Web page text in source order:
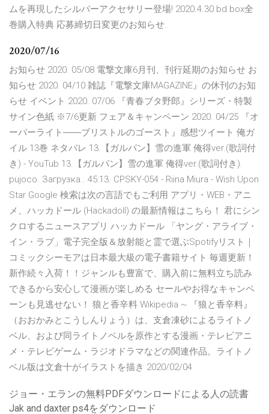
ムを再現したシルバーアクセサリー登場! 2020.4.30 bd box全
巻購入特典 応募締切日変更のお知らせ..
2020/07/16
お知らせ 2020. 05/08 電撃文庫6月刊、刊行延期のお知らせ お
知らせ 2020. 04/10 雑誌『電撃文庫MAGAZINE』の休刊のお知
らせ イベント 2020. 07/06 『青春ブタ野郎』シリーズ・特製
サイン色紙 ※7/6更新 フェア＆キャンペーン 2020. 04/25 『オ
ーバーライト――ブリストルのゴースト』感想ツイート 俺ガ
イル 13巻 ネタバレ 13.【ガルパン】雪の進軍 俺得ver.(歌詞付
き) - YouTub 13.【ガルパン】雪の進軍 俺得ver.(歌詞付き).
pujoco. Загрузка.. 45:13. CPSKY-054 - Riina Miura - Wish Upon
Star Google 検索は次の言語でもご利用 アプリ・WEB・アニ
メ、ハッカドール (Hackadoll) の最新情報はこちら！ 君にシン
クロするニュースアプリ ハッカドール 「ヤング・アライブ・
イン・ラブ」電子完全版＆放射能と霊で選ぶSpotifyリスト｜
コミックシーモアは日本最大級の電子書籍サイト 毎週更新！
新作続々入荷！！ジャンルも豊富で、購入前に無料立ち読み
できるから安心して漫画が楽しめる セールやお得なキャンペ
ーンも見逃せない！ 狼と香辛料 Wikipedia ~ 『狼と香辛料』
（おおかみとこうしんりょう）は、支倉凍砂によるライトノ
ベル、および同ライトノベルを原作とする漫画・テレビアニ
メ・テレビゲーム・ラジオドラマなどの関連作品。ライトノ
ベル版は文倉十がイラストを描き 2020/02/04
ジョー・エランの無料PDFダウンロードによる人の読書
Jak and daxter ps4をダウンロード